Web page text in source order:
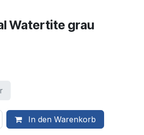
Watertite grau
In den Warenkorb